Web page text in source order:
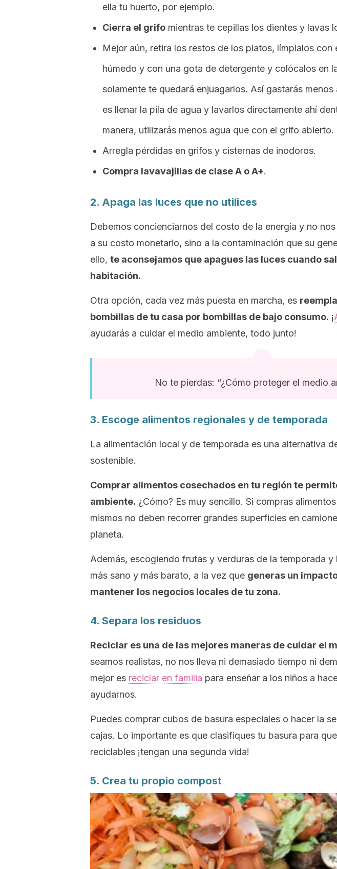
ella tu huerto, por ejemplo.
Cierra el grifo mientras te cepillas los dientes y lavas
Mejor aún, retira los restos de los platos, límpialos con
húmedo y con una gota de detergente y colócalos en
solamente te quedará enjuagarlos. Así gastarás
es llenar la pila de agua y lavarlos directamente ahí
manera, utilizarás menos agua que con el grifo abierto.
Arregla pérdidas en grifos y cisternas de inodoros.
Compra lavavajillas de clase A o A+.
2. Apaga las luces que no utilices
Debemos concienciarnos del costo de la energía y no
a su costo monetario, sino a la contaminación que su
ello, te aconsejamos que apagues las luces cuando
habitación.
Otra opción, cada vez más puesta en marcha, es
bombillas de tu casa por bombillas de bajo consumo. ¡
ayudarás a cuidar el medio ambiente, todo junto!
No te pierdas: “¿Cómo proteger el medio
3. Escoge alimentos regionales y de temporada
La alimentación local y de temporada es una alternativa
sostenible.
Comprar alimentos cosechados en tu región te
ambiente. ¿Cómo? Es muy sencillo. Si compras
mismos no deben recorrer grandes superficies en
planeta.
Además, escogiendo frutas y verduras de la temporada y
más sano y más barato, a la vez que generas un
mantener los negocios locales de tu zona.
4. Separa los residuos
Reciclar es una de las mejores maneras de cuidar el
seamos realistas, no nos lleva ni demasiado tiempo ni
mejor es reciclar en familia para enseñar a los niños a
ayudarnos.
Puedes comprar cubos de basura especiales o hacer la
cajas. Lo importante es que clasifiques tu basura para
reciclables ¡tengan una segunda vida!
5. Crea tu propio compost